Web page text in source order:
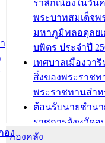
อง
รำลึกเนื่องในวัน
พระบาทสมเด็จพ
มหาภูมิพลอดุลย
บพิตร ประจำปี
เทศบาลเมืองวา
สิ่งของพระราชท
พระราชทานสำห
ต้อนรับนายชำน
ราชการจังหวัดอุ
ความเรียบร้อยข
กองคลัง